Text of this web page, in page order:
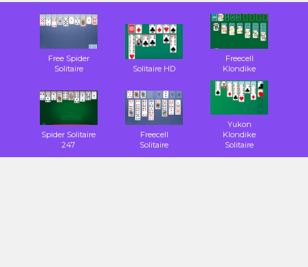
Free Spider
Solitaire
Solitaire HD
Freecell
Klondike
Spider Solitaire
247
Freecell
Solitaire
Yukon
Klondike
Solitaire